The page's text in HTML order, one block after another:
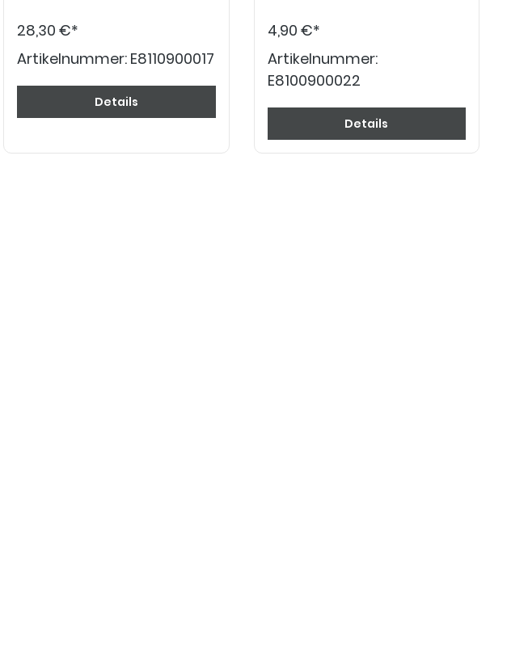
E8110900008 erforderlich.
28,30 €*
Artikelnummer: E8110900017
Details
4,90 €*
Artikelnummer:
E8100900022
Details